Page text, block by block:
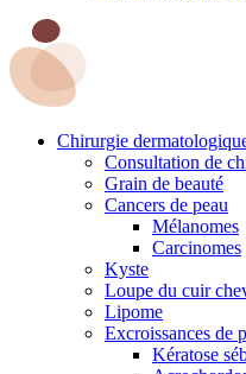
Chirurgie
Consultation de
Grain de beauté
Cancers de peau
Mélanomes
Carcinomes
Kyste
Loupe du cuir
Lipome
Excroissances de
Kératose